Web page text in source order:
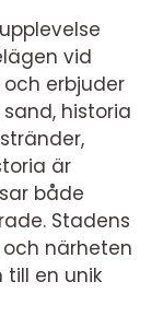
vid
erbjuder
historia
är
både
Stadens
närheten
en unik